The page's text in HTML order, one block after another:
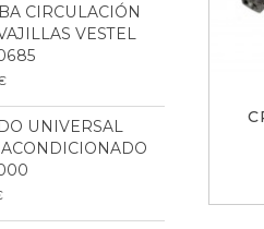
CIRCULACIÓN
VESTEL
UNIVERSAL